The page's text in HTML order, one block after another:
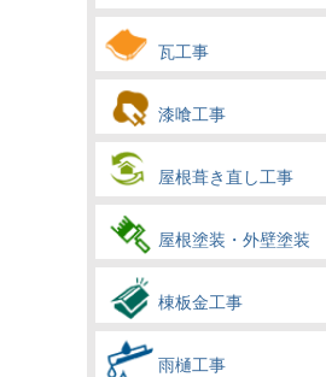
瓦工事
漆喰工事
屋根葺き直し工事
屋根塗装・外壁塗装
棟板金工事
雨樋工事